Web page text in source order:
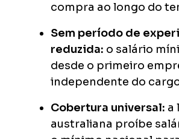
compra ao longo do
Sem período de
reduzida: o salário
desde o primeiro
independente do
Cobertura universal: a
australiana proíbe